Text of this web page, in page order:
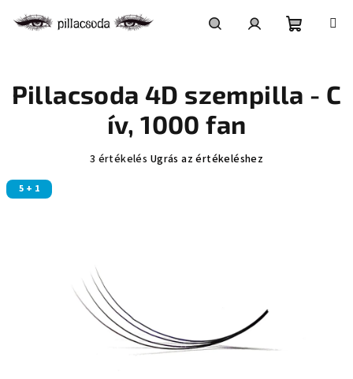
Pillacsoda 4D szempilla - C
ív, 1000 fan
A
csillag.
3 értékelés Ugrás az értékeléshez
5 + 1